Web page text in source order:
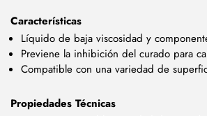
Características
Líquido de baja viscosidad y
Previene la inhibición del curado para
Compatible con una variedad de
Propiedades Técnicas